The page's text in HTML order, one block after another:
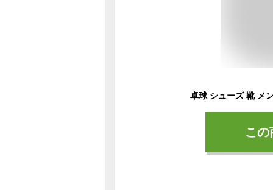
こ